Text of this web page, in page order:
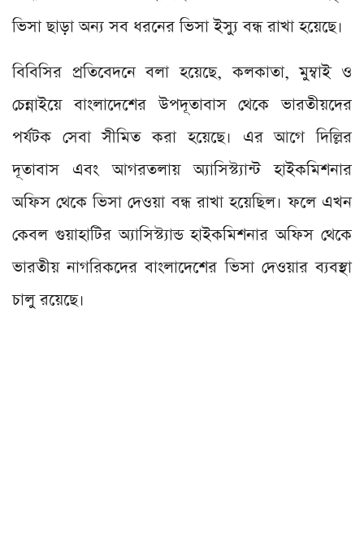
ভিসা ছাড়া অন্য সব ধরনের ভিসা ইস্যু বন্ধ রাখা হয়েছে।
বিবিসির প্রতিবেদনে বলা হয়েছে, কলকাতা, মুম্বাই ও
চেন্নাইয়ে বাংলাদেশের উপদূতাবাস থেকে ভারতীয়দের
পর্যটক সেবা সীমিত করা হয়েছে। এর আগে দিল্লির
দূতাবাস এবং আগরতলায় অ্যাসিস্ট্যান্ট হাইকমিশনার
অফিস থেকে ভিসা দেওয়া বন্ধ রাখা হয়েছিল। ফলে এখন
কেবল গুয়াহাটির অ্যাসিস্ট্যান্ড হাইকমিশনার অফিস থেকে
ভারতীয় নাগরিকদের বাংলাদেশের ভিসা দেওয়ার ব্যবস্থা
চালু রয়েছে।